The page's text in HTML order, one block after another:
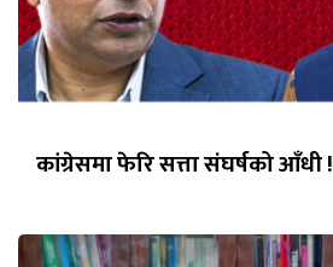
कांग्रेसमा फेरि सत्ता संघर्षको आँधी !